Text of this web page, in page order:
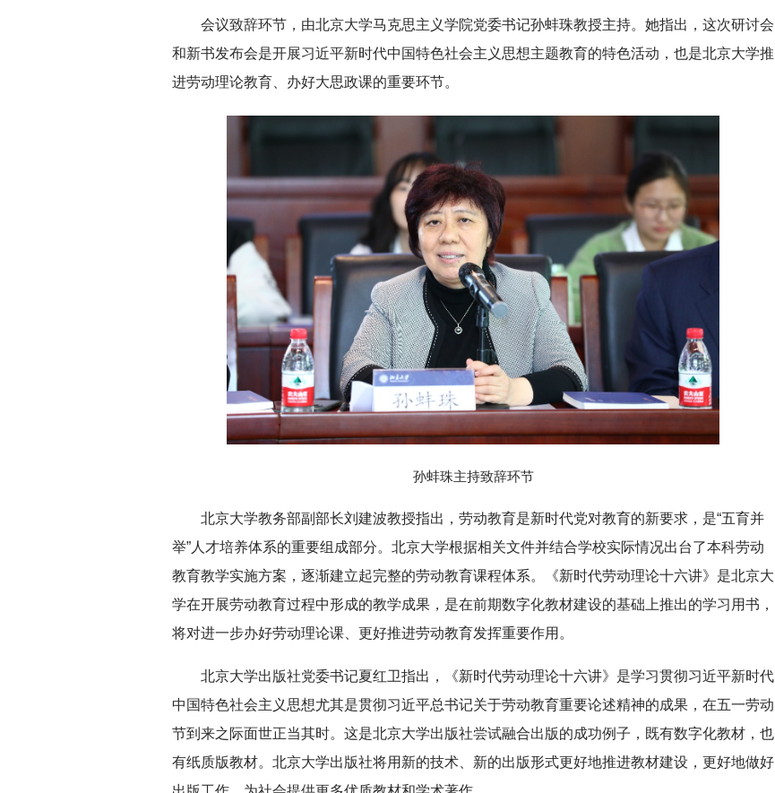
会议致辞环节，由北京大学马克思主义学院党委书记孙蚌珠教授主持。她指出，这次研讨会
和新书发布会是开展习近平新时代中国特色社会主义思想主题教育的特色活动，也是北京大学推
进劳动理论教育、办好大思政课的重要环节。
孙蚌珠主持致辞环节
北京大学教务部副部长刘建波教授指出，劳动教育是新时代党对教育的新要求，是“五育并
举”人才培养体系的重要组成部分。北京大学根据相关文件并结合学校实际情况出台了本科劳动
教育教学实施方案，逐渐建立起完整的劳动教育课程体系。《新时代劳动理论十六讲》是北京大
学在开展劳动教育过程中形成的教学成果，是在前期数字化教材建设的基础上推出的学习用书，
将对进一步办好劳动理论课、更好推进劳动教育发挥重要作用。
北京大学出版社党委书记夏红卫指出，《新时代劳动理论十六讲》是学习贯彻习近平新时代
中国特色社会主义思想尤其是贯彻习近平总书记关于劳动教育重要论述精神的成果，在五一劳动
节到来之际面世正当其时。这是北京大学出版社尝试融合出版的成功例子，既有数字化教材，也
有纸质版教材。北京大学出版社将用新的技术、新的出版形式更好地推进教材建设，更好地做好